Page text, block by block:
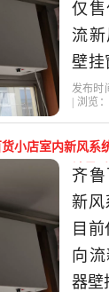
仅售
流
壁挂
内新
发货
发布时
| 浏览
小店室内新风系
器壁挂窗月销量0
齐
新风
目
向
器壁